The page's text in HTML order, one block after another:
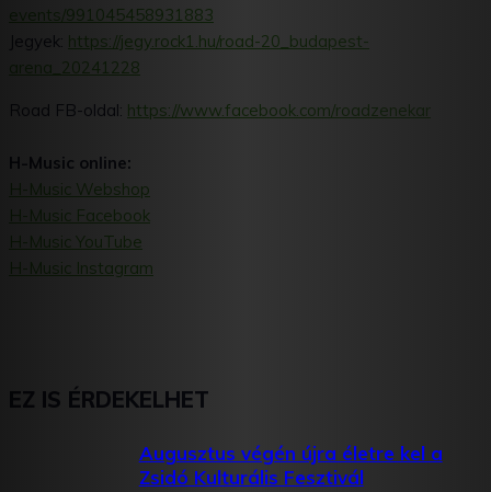
events/991045458931883
Jegyek: https://jegy.rock1.hu/road-20_ budapest-
arena_20241228
Road FB-oldal: https://www.facebook.com/roadzenekar
H-Music online:
H-Music Webshop
H-Music Facebook
H-Music YouTube
H-Music Instagram
EZ IS ÉRDEKELHET
Augusztus végén újra életre kel a
Zsidó Kulturális Fesztivál